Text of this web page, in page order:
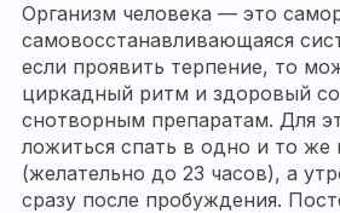
Организм человека — это
самовосстанавливающаяся
если проявить терпение, то
циркадный ритм и здоровый
снотворным препаратам. Для
ложиться спать в одно и то же
(желательно до 23 часов), а
сразу после пробуждения.